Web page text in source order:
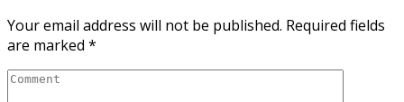
Your email address will not be published. Required fields
are marked *